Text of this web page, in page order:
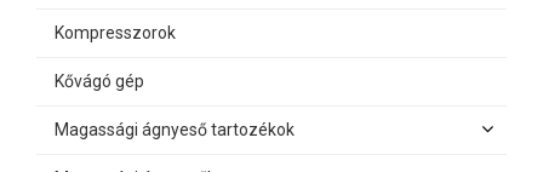
Kompresszorok
Kővágó gép
Magassági ágnyeső tartozékok